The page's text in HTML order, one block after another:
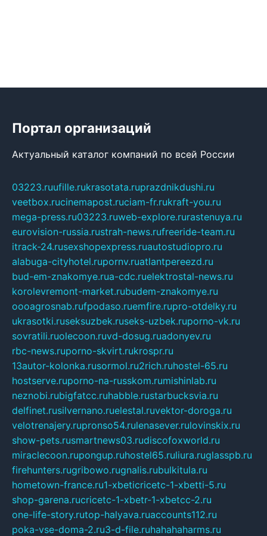
Портал организаций
Актуальный каталог компаний по всей России
03223.ruufille.rukrasotata.ruprazdnikdushi.ru
veetbox.rucinemapost.ruciam-fr.rukraft-you.ru
mega-press.ru03223.ruweb-explore.rurastenuya.ru
eurovision-russia.rustrah-news.rufreeride-team.ru
itrack-24.rusexshopexpress.ruautostudiopro.ru
alabuga-cityhotel.rupornv.ruatlantpereezd.ru
bud-em-znakomye.rua-cdc.ruelektrostal-news.ru
korolevremont-market.rubudem-znakomye.ru
oooagrosnab.rufpodaso.ruemfire.rupro-otdelky.ru
ukrasotki.ruseksuzbek.ruseks-uzbek.ruporno-vk.ru
sovratili.ruolecoon.ruvd-dosug.ruadonyev.ru
rbc-news.ruporno-skvirt.rukrospr.ru
13autor-kolonka.rusormol.ru2rich.ruhostel-65.ru
hostserve.ruporno-na-russkom.rumishinlab.ru
neznobi.rubigfatcc.ruhabble.rustarbucksvia.ru
delfinet.rusilvernano.ruelestal.ruvektor-doroga.ru
velotrenajery.rupronso54.rulenasever.rulovinskix.ru
show-pets.rusmartnews03.rudiscofoxworld.ru
miraclecoon.rupongup.ruhostel65.ruliura.ruglasspb.ru
firehunters.rugribowo.rugnalis.rubulkitula.ru
hometown-france.ru1-xbeticricetc-1-xbetti-5.ru
shop-garena.rucricetc-1-xbetr-1-xbetcc-2.ru
one-life-story.rutop-halyava.ruaccounts112.ru
poka-vse-doma-2.ru3-d-file.ruhahahaharms.ru